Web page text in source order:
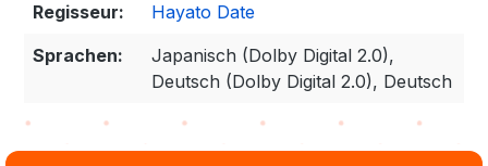
Regisseur:
Hayato Date
Sprachen:
Japanisch (Dolby Digital 2.0),
Deutsch (Dolby Digital 2.0), Deutsch